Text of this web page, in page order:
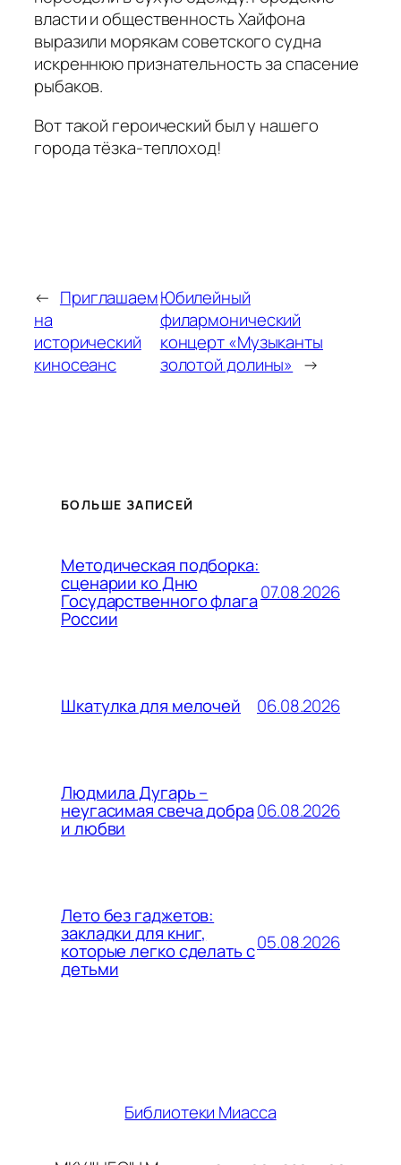
власти и общественность Хайфона
выразили морякам советского судна
искреннюю признательность за спасение
рыбаков.
Вот такой героический был у нашего
города тёзка-теплоход!
← Приглашаем
на
исторический
киносеанс
Юбилейный
филармонический
концерт «Музыканты
золотой долины» →
БОЛЬШЕ ЗАПИСЕЙ
Методическая подборка:
сценарии ко Дню
Государственного флага
России
07.08.2026
Шкатулка для мелочей 06.08.2026
Людмила Дугарь –
неугасимая свеча добра
и любви
06.08.2026
Лето без гаджетов:
закладки для книг,
которые легко сделать с
детьми
05.08.2026
Библиотеки Миасса